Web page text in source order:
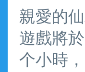
親愛的
遊戲將
个小時